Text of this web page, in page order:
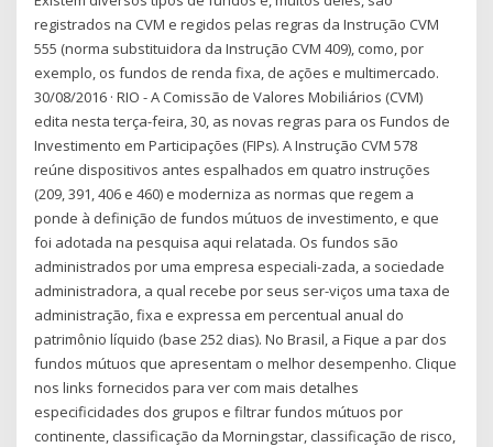
registrados na CVM e regidos pelas regras da Instrução CVM
555 (norma substituidora da Instrução CVM 409), como, por
exemplo, os fundos de renda fixa, de ações e multimercado.
30/08/2016 · RIO - A Comissão de Valores Mobiliários (CVM)
edita nesta terça-feira, 30, as novas regras para os Fundos de
Investimento em Participações (FIPs). A Instrução CVM 578
reúne dispositivos antes espalhados em quatro instruções
(209, 391, 406 e 460) e moderniza as normas que regem a
ponde à definição de fundos mútuos de investimento, e que
foi adotada na pesquisa aqui relatada. Os fundos são
administrados por uma empresa especiali-zada, a sociedade
administradora, a qual recebe por seus ser-viços uma taxa de
administração, fixa e expressa em percentual anual do
patrimônio líquido (base 252 dias). No Brasil, a Fique a par dos
fundos mútuos que apresentam o melhor desempenho. Clique
nos links fornecidos para ver com mais detalhes
especificidades dos grupos e filtrar fundos mútuos por
continente, classificação da Morningstar, classificação de risco,